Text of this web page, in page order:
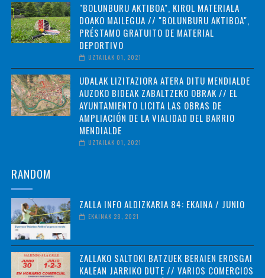
"BOLUNBURU AKTIBOA", KIROL MATERIALA
DOAKO MAILEGUA // "BOLUNBURU AKTIBOA",
PRÉSTAMO GRATUITO DE MATERIAL
DEPORTIVO
UZTAILAK 01, 2021
UDALAK LIZITAZIORA ATERA DITU MENDIALDE
AUZOKO BIDEAK ZABALTZEKO OBRAK // EL
AYUNTAMIENTO LICITA LAS OBRAS DE
AMPLIACIÓN DE LA VIALIDAD DEL BARRIO
MENDIALDE
UZTAILAK 01, 2021
RANDOM
ZALLA INFO ALDIZKARIA 84: EKAINA / JUNIO
EKAINAK 28, 2021
ZALLAKO SALTOKI BATZUEK BERAIEN EROSGAI
KALEAN JARRIKO DUTE // VARIOS COMERCIOS